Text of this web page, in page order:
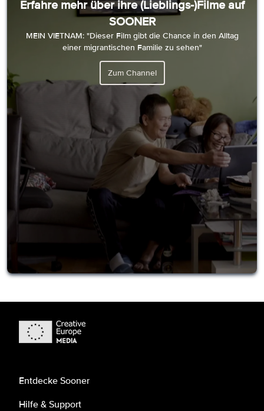
Erfahre mehr über ihre (Lieblings-)Filme auf
SOONER
MEIN VIETNAM: "Dieser Film gibt die Chance in den Alltag
einer migrantischen Familie zu sehen"
Zum Channel
Entdecke Sooner
Hilfe & Support